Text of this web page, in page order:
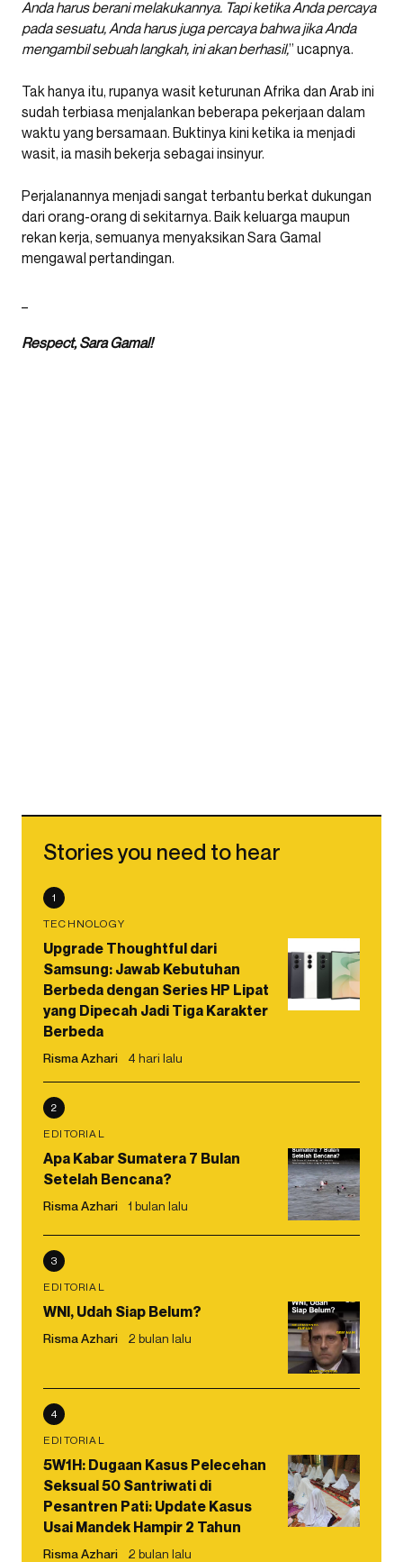
Anda harus berani melakukannya. Tapi ketika Anda percaya
pada sesuatu, Anda harus juga percaya bahwa jika Anda
mengambil sebuah langkah, ini akan berhasil,” ucapnya.
Tak hanya itu, rupanya wasit keturunan Afrika dan Arab ini
sudah terbiasa menjalankan beberapa pekerjaan dalam
waktu yang bersamaan. Buktinya kini ketika ia menjadi
wasit, ia masih bekerja sebagai insinyur.
Perjalanannya menjadi sangat terbantu berkat dukungan
dari orang-orang di sekitarnya. Baik keluarga maupun
rekan kerja, semuanya menyaksikan Sara Gamal
mengawal pertandingan.
Respect, Sara Gamal!
Stories you need to hear
1
TECHNOLOGY
Upgrade Thoughtful dari
Samsung: Jawab Kebutuhan
Berbeda dengan Series HP Lipat
yang Dipecah Jadi Tiga Karakter
Berbeda
Risma Azhari 4 hari lalu
2
EDITORIAL
Apa Kabar Sumatera 7 Bulan
Setelah Bencana?
Risma Azhari 1 bulan lalu
3
EDITORIAL
WNI, Udah Siap Belum?
Risma Azhari 2 bulan lalu
4
EDITORIAL
5W1H: Dugaan Kasus Pelecehan
Seksual 50 Santriwati di
Pesantren Pati: Update Kasus
Usai Mandek Hampir 2 Tahun
Risma Azhari 2 bulan lalu